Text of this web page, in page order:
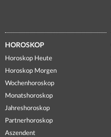
HOROSKOP
Horoskop Heute
Horoskop Morgen
Wochenhoroskop
Monatshoroskop
Jahreshoroskop
Partnerhoroskop
Aszendent